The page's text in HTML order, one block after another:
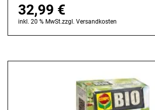
32,99 €
inkl. 20 % MwSt.zzgl. Versandkosten